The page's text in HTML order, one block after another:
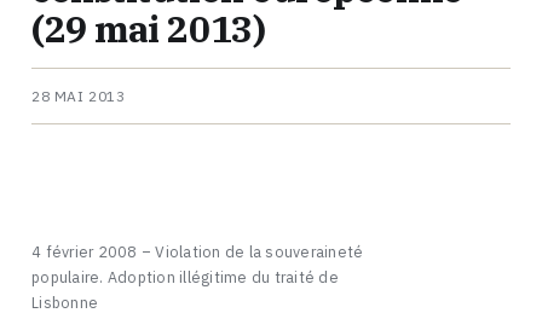
(29 mai 2013)
28 MAI 2013
4 février 2008 – Violation de la souveraineté
populaire. Adoption illégitime du traité de
Lisbonne